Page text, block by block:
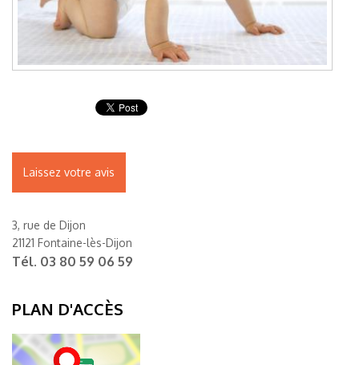
Laissez votre avis
3, rue de Dijon
21121 Fontaine-lès-Dijon
Tél. 03 80 59 06 59
PLAN D'ACCÈS